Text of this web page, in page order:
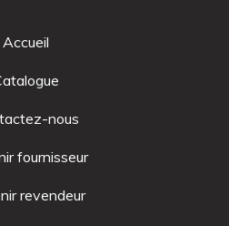
Accueil
nous
fournisseur
revendeur